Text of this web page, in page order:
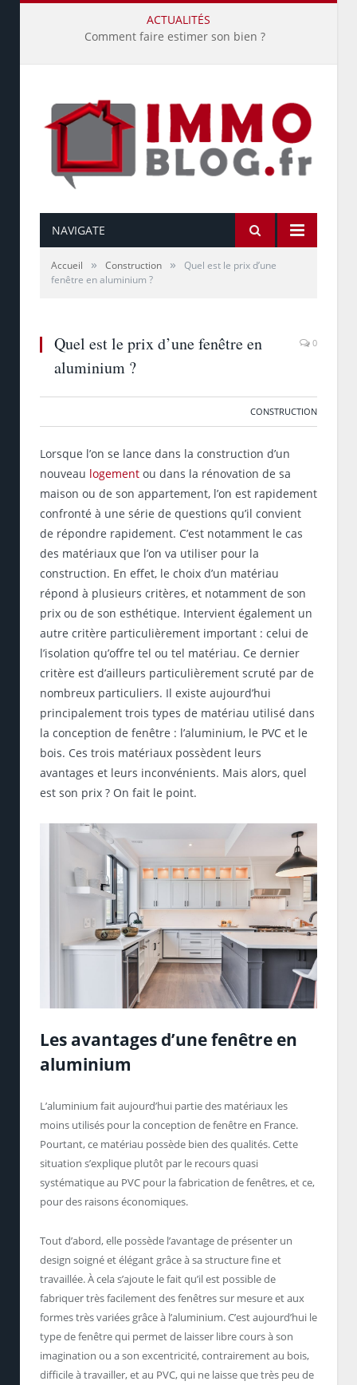
ACTUALITÉS
Comment faire estimer son bien ?
NAVIGATE
Accueil » Construction »
Quel est le prix d’une
fenêtre en aluminium ?
Quel est le prix d’une fenêtre en
aluminium ?
0
CONSTRUCTION
Lorsque l’on se lance dans la construction d’un
nouveau logement ou dans la rénovation de sa
maison ou de son appartement, l’on est rapidement
confronté à une série de questions qu’il convient
de répondre rapidement. C’est notamment le cas
des matériaux que l’on va utiliser pour la
construction. En effet, le choix d’un matériau
répond à plusieurs critères, et notamment de son
prix ou de son esthétique. Intervient également un
autre critère particulièrement important : celui de
l’isolation qu’offre tel ou tel matériau. Ce dernier
critère est d’ailleurs particulièrement scruté par de
nombreux particuliers. Il existe aujourd’hui
principalement trois types de matériau utilisé dans
la conception de fenêtre : l’aluminium, le PVC et le
bois. Ces trois matériaux possèdent leurs
avantages et leurs inconvénients. Mais alors, quel
est son prix ? On fait le point.
Les avantages d’une fenêtre en
aluminium
L’aluminium fait aujourd’hui partie des matériaux les
moins utilisés pour la conception de fenêtre en France.
Pourtant, ce matériau possède bien des qualités. Cette
situation s’explique plutôt par le recours quasi
systématique au PVC pour la fabrication de fenêtres, et ce,
pour des raisons économiques.
Tout d’abord, elle possède l’avantage de présenter un
design soigné et élégant grâce à sa structure fine et
travaillée. À cela s’ajoute le fait qu’il est possible de
fabriquer très facilement des fenêtres sur mesure et aux
formes très variées grâce à l’aluminium. C’est aujourd’hui le
type de fenêtre qui permet de laisser libre cours à son
imagination ou a son excentricité, contrairement au bois,
difficile à travailler, et au PVC, qui ne laisse que très peu de